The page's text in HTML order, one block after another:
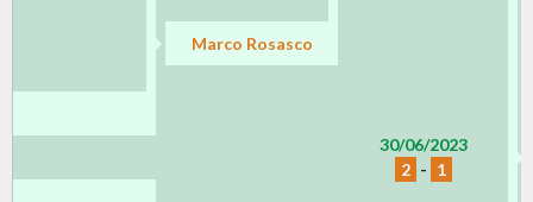
30/06/2023
2 - 1
Marco Rosasco